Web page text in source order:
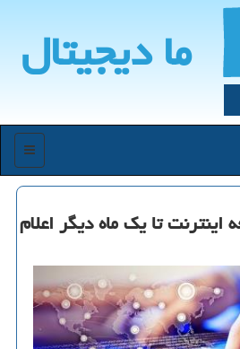
ما دیجیتال
منو
تا یک ماه دیگر اعلام